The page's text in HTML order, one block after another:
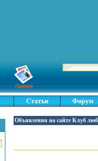
Статьи Форум
Объявления на сайте Клуб